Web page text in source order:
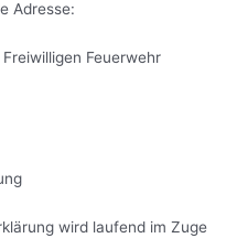
Adresse:
Feuerwehr
wird laufend im Zuge